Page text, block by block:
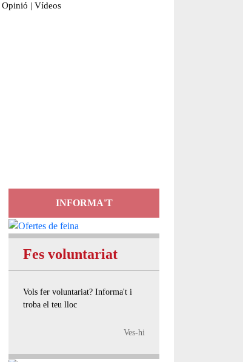
Opinió | Vídeos
INFORMA'T
Fes voluntariat
Vols fer voluntariat? Informa't i
troba el teu lloc
Ves-hi